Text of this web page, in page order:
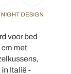
DESIGN
voor bed
cm met
Italië -